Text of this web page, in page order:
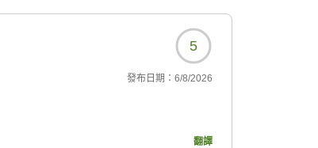
5
發布日期： 6/8/2026
翻譯